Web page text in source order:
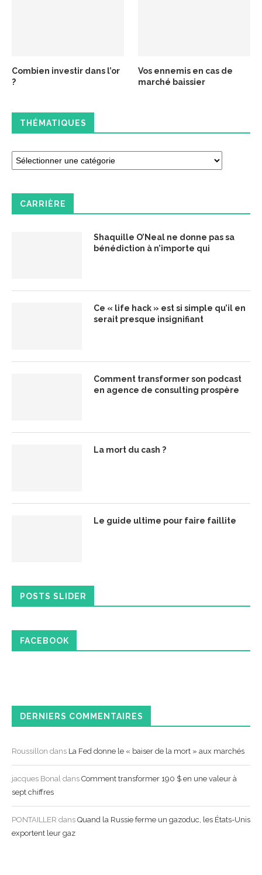
Combien investir dans l’or
?
Vos ennemis en cas de
marché baissier
THÉMATIQUES
CARRIÈRE
Shaquille O’Neal ne donne pas sa
bénédiction à n’importe qui
Ce « life hack » est si simple qu’il en
serait presque insignifiant
Comment transformer son podcast
en agence de consulting prospère
La mort du cash ?
Le guide ultime pour faire faillite
POSTS SLIDER
FACEBOOK
DERNIERS COMMENTAIRES
Roussillon dans La Fed donne le « baiser de la mort » aux marchés
jacques Bonal dans Comment transformer 190 $ en une valeur à
sept chiffres
PONTAILLER dans Quand la Russie ferme un gazoduc, les États-Unis
exportent leur gaz